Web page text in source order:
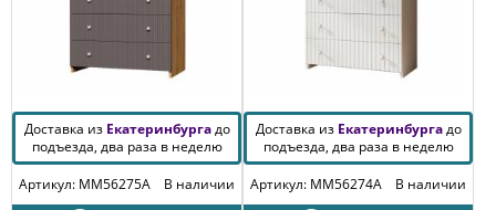
Доставка из Екатеринбургадо
подъезда, два раза в неделю
Артикул: MM56275A
В наличии
Доставка из Екатеринбургадо
подъезда, два раза в неделю
Артикул: MM56274A
В наличии